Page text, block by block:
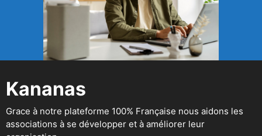
Kananas
Grace à notre plateforme 100% Française nous aidons les
associations à se développer et à améliorer leur